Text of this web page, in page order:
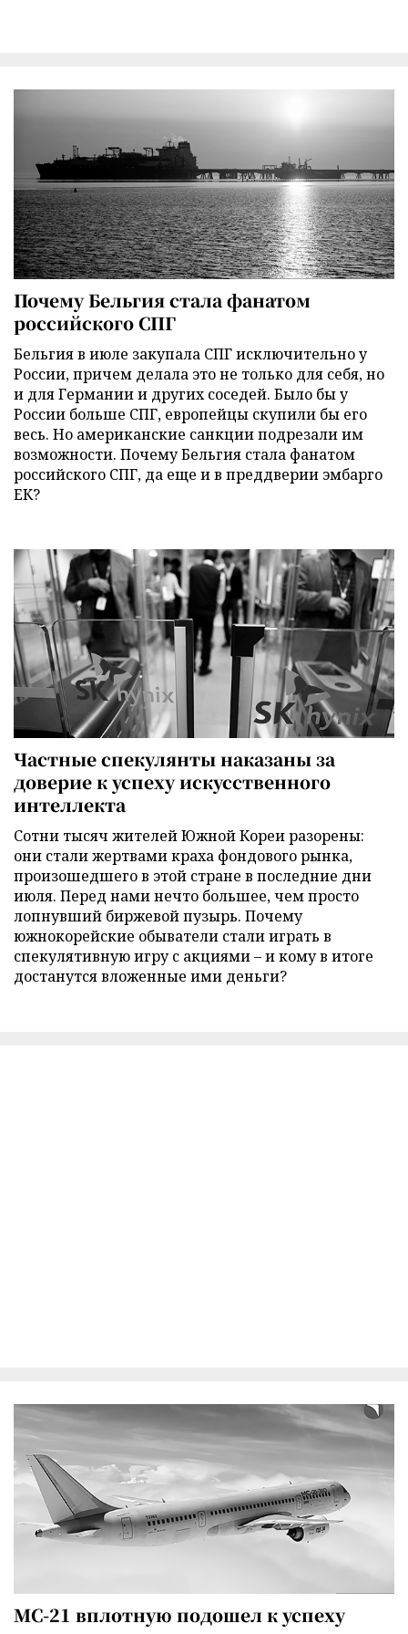
Почему Бельгия стала фанатом
российского СПГ
Бельгия в июле закупала СПГ исключительно у
России, причем делала это не только для себя, но
и для Германии и других соседей. Было бы у
России больше СПГ, европейцы скупили бы его
весь. Но американские санкции подрезали им
возможности. Почему Бельгия стала фанатом
российского СПГ, да еще и в преддверии эмбарго
ЕК?
Частные спекулянты наказаны за
доверие к успеху искусственного
интеллекта
Сотни тысяч жителей Южной Кореи разорены:
они стали жертвами краха фондового рынка,
произошедшего в этой стране в последние дни
июля. Перед нами нечто большее, чем просто
лопнувший биржевой пузырь. Почему
южнокорейские обыватели стали играть в
спекулятивную игру с акциями – и кому в итоге
достанутся вложенные ими деньги?
МС-21 вплотную подошел к успеху